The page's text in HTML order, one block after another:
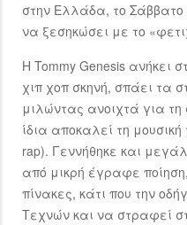
στην Ελλάδα, το Σάββατο
να ξεσηκώσει με το
H Tommy Genesis ανήκει
χιπ χοπ σκηνή, σπάει τα
μιλώντας ανοιχτά για
ίδια αποκαλεί τη
rap). Γεννήθηκε και
από μικρή έγραφε
πίνακες, κάτι που την
Τεχνών και να στραφεί